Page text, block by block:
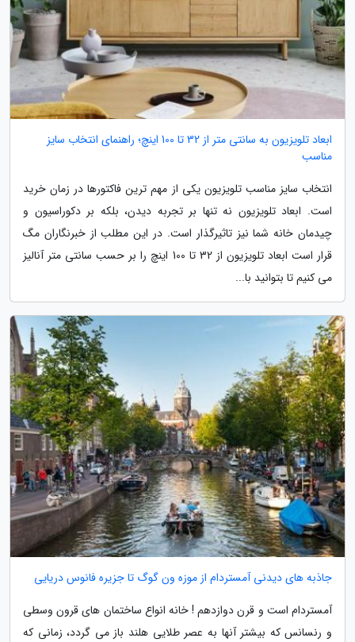
ابعاد تلویزیون به سانتی متر از 32 تا 100 اینچ؛ راهنمای انتخاب سایز
مناسب
انتخاب سایز مناسب تلویزیون یکی از مهم ترین فاکتورها در زمان خرید
است. ابعاد تلویزیون نه تنها بر تجربه دیدن، بلکه بر دکوراسیون و
چیدمان خانه شما نیز تاثیرگذار است. در این مطلب از خبرنگاران مگ
قرار است ابعاد تلویزیون از 32 تا 100 اینچ را بر حسب سانتی متر آنالیز
می کنیم تا بتوانید با...
جاذبه های دیدنی آمستردام از موزه ون گوگ تا جزیره فانوس دریایی
آمستردام است و قرن دوازدهم ! خانه انواع ساختمان های قرون وسطی
و رنسانس که بیشتر آنها به عصر طلایی هلند باز می گردد، زمانی که